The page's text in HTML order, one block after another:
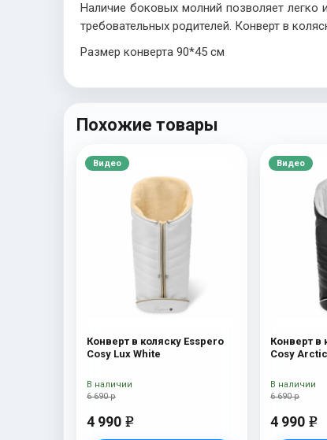
Наличие боковых молний позволяет
требовательных родителей. Конверт в
Размер конверта 90*45 см
Похожие товары
Видео
Конверт в коляску Esspero
Cosy Lux White
6 690 р
4 990 e
В наличии
Видео
Конверт в
Cosy
6 690 р
4 990 e
В наличии